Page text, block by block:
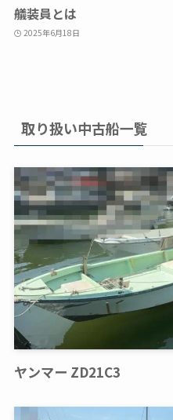
艤装員とは
2025年6月18日
取り扱い中古船一覧
ヤンマー ZD21C3